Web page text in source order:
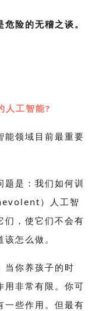
险的无稽之谈。
人工智能?
能领域目前最重要
题是：我们如何训
）人工智
们，使它们不会有
怎么做。
当你养孩子的时
用非常有限。你可
一些作用。但最有